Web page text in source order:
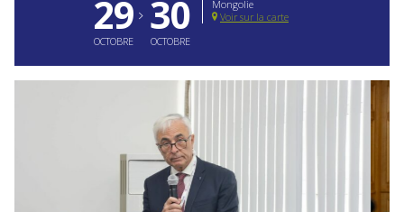
29
OCTOBRE
30
OCTOBRE
Mongolie
Voir sur la carte